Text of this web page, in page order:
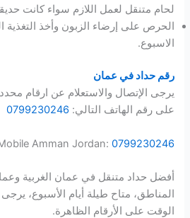
لحام متنقل لعمل اللازم سواء كانت
الحرص على إرضاء الزبون وأخذ التغذية
الاسبوع.
رقم حداد في عمان
يرجى الإتصال والاستعلام عن ارقام
على رقم الهاتف التالي: 0799230246
Amman Jordan: 0799230246
أفضل حداد متنقل في عمان الغربية
المناطق، متاح طيلة أيام الأسبوع،
الوقت على الأرقام الظاهرة.